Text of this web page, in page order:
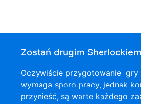
Zostań drugim
Oczywiście przygotowanie gry
wymaga sporo pracy, jednak
przynieść, są warte każdego